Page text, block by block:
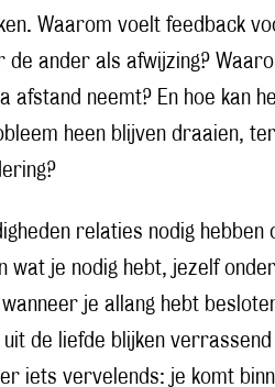
Waarom voelt feedback
de ander als afwijzing?
afstand neemt? En hoe kan
heen blijven draaien,
relaties nodig hebben
wat je nodig hebt, jezelf
je allang hebt
de liefde blijken
iets vervelends: je komt